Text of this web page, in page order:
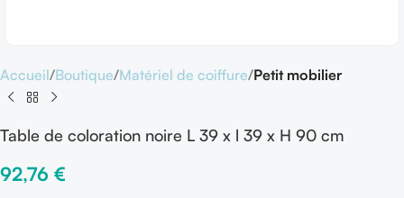
Accueil Boutique Matériel de coiffure Petit mobilier
Table de coloration noire L 39 x l 39 x H 90 cm
92,76 €